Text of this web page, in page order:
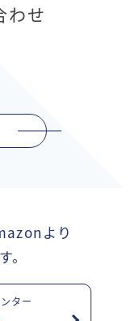
わせ
より
。
ター